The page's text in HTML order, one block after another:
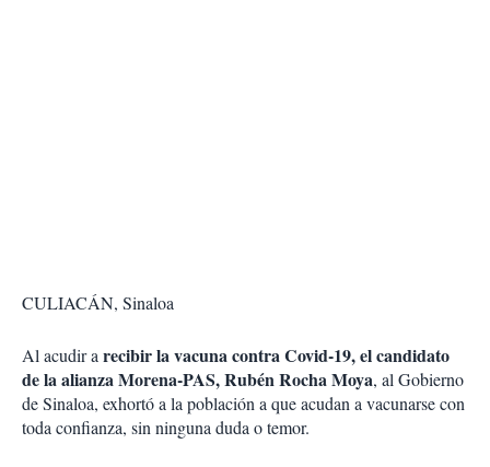
CULIACÁN, Sinaloa
Al acudir arecibir la vacuna contra Covid-19, el candidato
de la alianza Morena-PAS, Rubén Rocha Moya, al Gobierno
de Sinaloa, exhortó a la población a que acudan a vacunarse con
toda confianza, sin ninguna duda o temor.